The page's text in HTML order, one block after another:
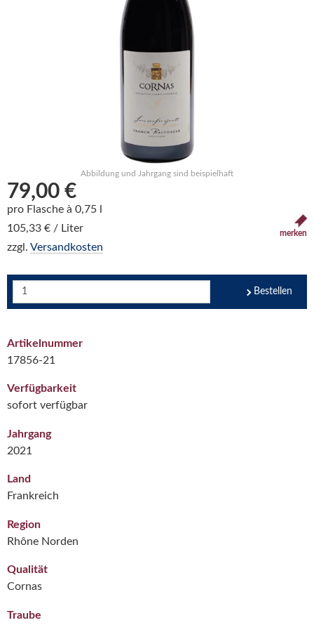
Abbildung und Jahrgang sind beispielhaft
79,00 €
pro Flasche à 0,75 l
105,33 € / Liter
zzgl. Versandkosten
merken
Bestellen
Artikelnummer
17856-21
Verfügbarkeit
sofort verfügbar
Jahrgang
2021
Land
Frankreich
Region
Rhône Norden
Qualität
Cornas
Traube